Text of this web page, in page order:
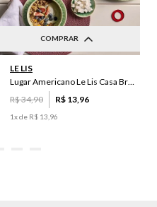
COMPRAR
LE LIS
Lugar Americano Le Lis Casa Brenda
R$34,90 R$ 13 96
1x de R$ 13 96